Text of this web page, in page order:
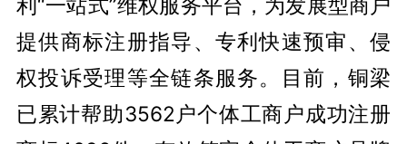
利“一站式”维权服务平台，为发展型商户
提供商标注册指导、专利快速预审、侵
权投诉受理等全链条服务。目前，铜梁
已累计帮助3562户个体工商户成功注册